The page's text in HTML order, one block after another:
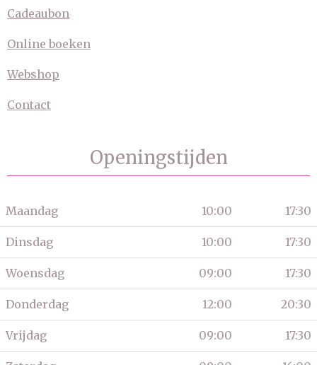
Cadeaubon
Online boeken
Webshop
Contact
Openingstijden
Maandag 10:00 17:30
Dinsdag 10:00 17:30
Woensdag 09:00 17:30
Donderdag 12:00 20:30
Vrijdag 09:00 17:30